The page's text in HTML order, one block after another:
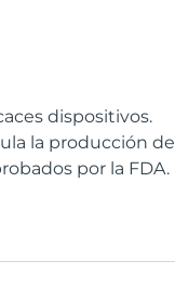
dispositivos.
la producción de
por la FDA.